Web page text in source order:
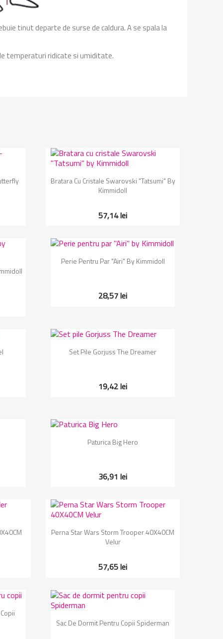
tinut departe de surse de caldura. A se spala la
temperaturi ridicate si umiditate.
Vizualizare rapida
Bratara Cu Cristale Swarovski "Tatsumi" By
Kimmidoll
57,14 lei
Vizualizare rapida
Perie Pentru Par "Airi" By Kimmidoll
28,57 lei
Vizualizare rapida
Set Pile Gorjuss The Dreamer
19,42 lei
Vizualizare rapida
Paturica Big Hero
36,91 lei
Vizualizare rapida
Perna Star Wars Storm Trooper 40X40CM
Velur
57,65 lei
Vizualizare rapida
Sac De Dormit Pentru Copii Spiderman